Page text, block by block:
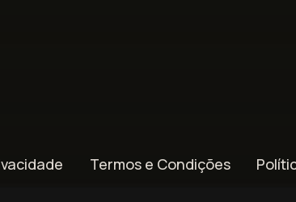
Termos e Condições